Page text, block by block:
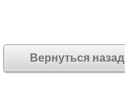
Вернуться назад